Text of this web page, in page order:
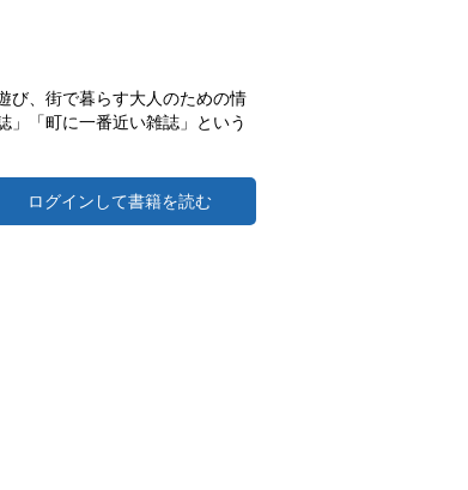
び、街で暮らす大人のための情
」「町に一番近い雑誌」という
ログインして書籍を読む